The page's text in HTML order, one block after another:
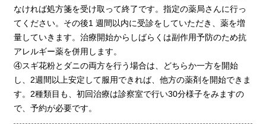
なければ処方箋を受け取って終了です。指定の薬局さんに行っ
てください。その後1 週間以内に受診をしていただき、薬を増
量していきます。治療開始からしばらくは副作用予防のため抗
アレルギー薬を併用します。
④スギ花粉とダニの両方を行う場合は、どちらか一方を開始
し、2週間以上安定して服用できれば、他方の薬剤を開始できま
す。2種類目も、初回治療は診察室で行い30分様子をみますの
で、予約が必要です。